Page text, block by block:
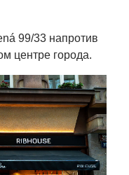
99/33 напротив
центре города.